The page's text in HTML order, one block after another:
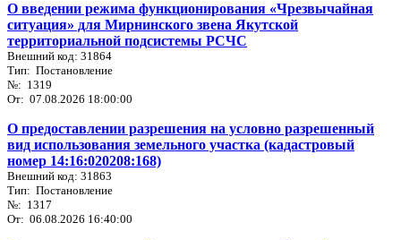
О введении режима функционирования «Чрезвычайная
ситуация» для Мирнинского звена Якутской
территориальной подсистемы РСЧС
Внешний код: 31864
Тип: Постановление
№: 1319
От: 07.08.2026 18:00:00
О предоставлении разрешения на условно разрешенный
вид использования земельного участка (кадастровый
номер 14:16:020208:168)
Внешний код: 31863
Тип: Постановление
№: 1317
От: 06.08.2026 16:40:00